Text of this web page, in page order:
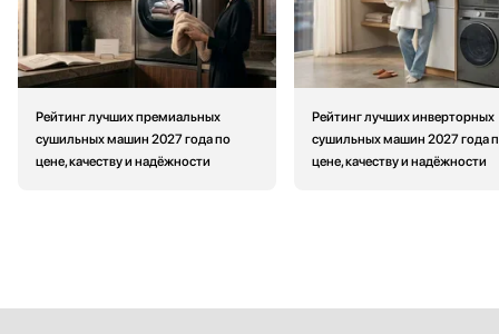
Рейтинг лучших премиальных
сушильных машин 2027 года по
цене, качеству и надёжности
Рейтинг лучших инверторных
сушильных машин 2027 года
цене, качеству и надёжности